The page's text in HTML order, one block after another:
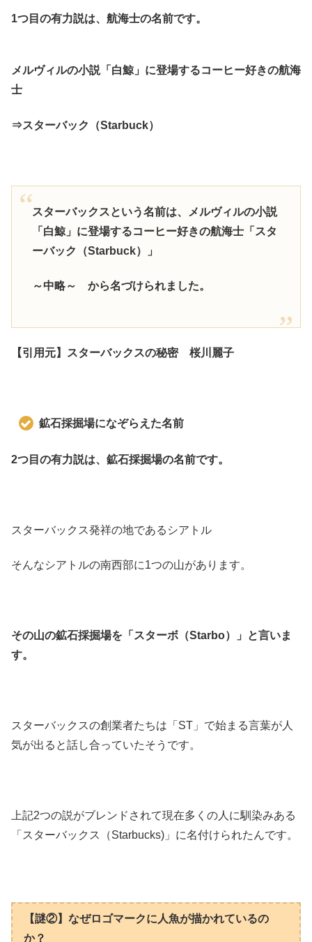
1つ目の有力説は、航海士の名前です。
メルヴィルの小説「白鯨」に登場するコーヒー好きの航海
士
⇒スターバック（Starbuck）
スターバックスという名前は、メルヴィルの小説
「白鯨」に登場するコーヒー好きの航海士「スタ
ーバック（Starbuck）」
～中略～ から名づけられました。
【引用元】スターバックスの秘密 桜川麗子
鉱石採掘場になぞらえた名前
2つ目の有力説は、鉱石採掘場の名前です。
スターバックス発祥の地であるシアトル
そんなシアトルの南西部に1つの山があります。
その山の鉱石採掘場を「スターボ（Starbo）」と言いま
す。
スターバックスの創業者たちは「ST」で始まる言葉が人
気が出ると話し合っていたそうです。
上記2つの説がブレンドされて現在多くの人に馴染みある
「スターバックス（Starbucks)」に名付けられたんです。
【謎②】なぜロゴマークに人魚が描かれているの
か？